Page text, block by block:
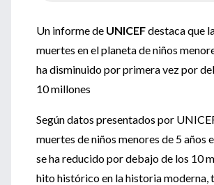
Un informe de UNICEFdestaca que
muertes en el planeta de niños
ha disminuido por primera vez por
10 millones
Según datos presentados por
muertes de niños menores de 5 años
se ha reducido por debajo de los 10
hito histórico en la historia moderna,